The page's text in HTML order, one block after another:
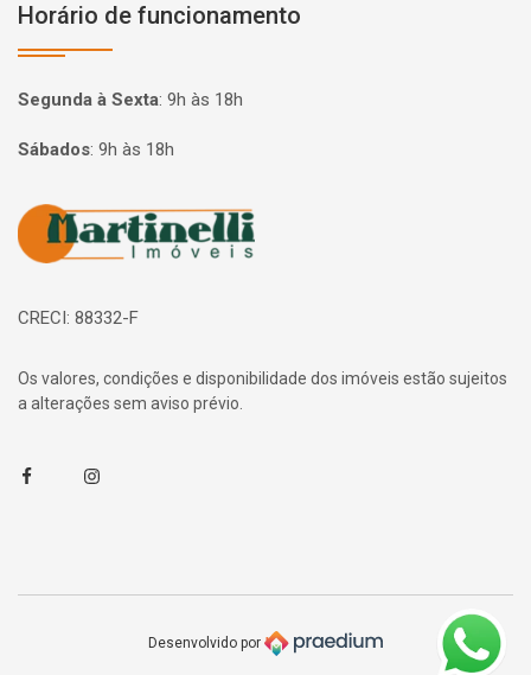
Horário de funcionamento
Segunda à Sexta: 9h às 18h
Sábados: 9h às 18h
Página inicial
CRECI: 88332-F
Os valores, condições e disponibilidade dos imóveis estão sujeitos
a alterações sem aviso prévio.
FacebookInstagram
Desenvolvido por